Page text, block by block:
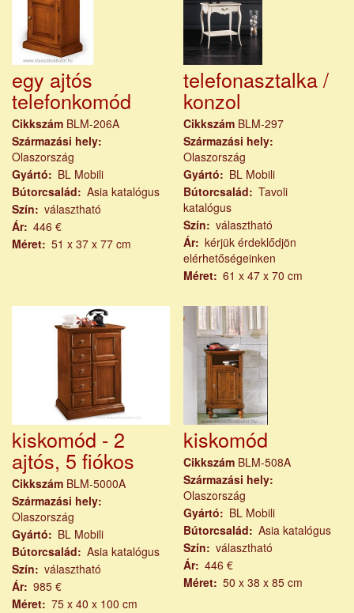
egy ajtós
telefonkomód
Cikkszám BLM-206A
Származási hely
Olaszország
Gyártó
BL Mobili
Bútorcsalád
Asia katalógus
Szín
választható
Ár 446 €
Méret 51 x 37 x 77 cm
telefonasztalka /
konzol
Cikkszám BLM-297
Származási hely
Olaszország
Gyártó
BL Mobili
Bútorcsalád
Tavoli
katalógus
Szín
választható
Ár
kérjük érdeklődjön
elérhetőségeinken
Méret
61 x 47 x 70 cm
kiskomód - 2
ajtós, 5 fiókos
Cikkszám BLM-5000A
Származási hely
Olaszország
Gyártó
BL Mobili
Bútorcsalád
Asia katalógus
Szín
választható
Ár 985 €
Méret 75 x 40 x 100 cm
kiskomód
Cikkszám BLM-508A
Származási hely
Olaszország
Gyártó
BL Mobili
Bútorcsalád
Asia katalógus
Szín
választható
Ár
446 €
Méret
50 x 38 x 85 cm